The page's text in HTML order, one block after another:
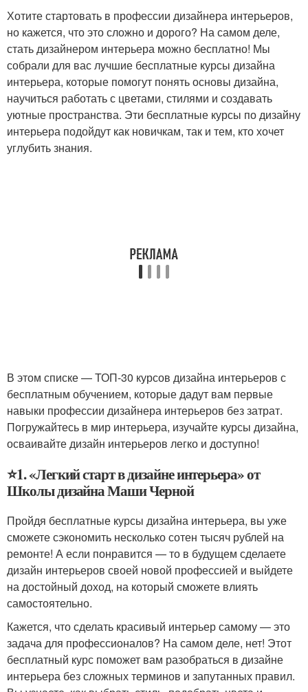
Хотите стартовать в профессии дизайнера интерьеров,
но кажется, что это сложно и дорого? На самом деле,
стать дизайнером интерьера можно бесплатно! Мы
собрали для вас лучшие бесплатные курсы дизайна
интерьера, которые помогут понять основы дизайна,
научиться работать с цветами, стилями и создавать
уютные пространства. Эти бесплатные курсы по дизайну
интерьера подойдут как новичкам, так и тем, кто хочет
углубить знания.
В этом списке — ТОП-30 курсов дизайна интерьеров с
бесплатным обучением, которые дадут вам первые
навыки профессии дизайнера интерьеров без затрат.
Погружайтесь в мир интерьера, изучайте курсы дизайна,
осваивайте дизайн интерьеров легко и доступно!
⭐1. «Легкий старт в дизайне интерьера» от
Школы дизайна Маши Черной
Пройдя бесплатные курсы дизайна интерьера, вы уже
сможете сэкономить несколько сотен тысяч рублей на
ремонте! А если понравится — то в будущем сделаете
дизайн интерьеров своей новой профессией и выйдете
на достойный доход, на который сможете влиять
самостоятельно.
Кажется, что сделать красивый интерьер самому — это
задача для профессионалов? На самом деле, нет! Этот
бесплатный курс поможет вам разобраться в дизайне
интерьера без сложных терминов и запутанных правил.